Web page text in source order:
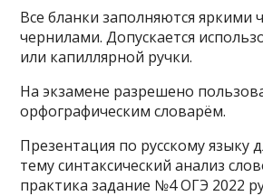
Все бланки заполняются яркими
чернилами. Допускается
или капиллярной ручки.
На экзамене разрешено
орфографическим словарём.
Презентация по русскому языку
тему синтаксический анализ
практика задание №4 ОГЭ 2022